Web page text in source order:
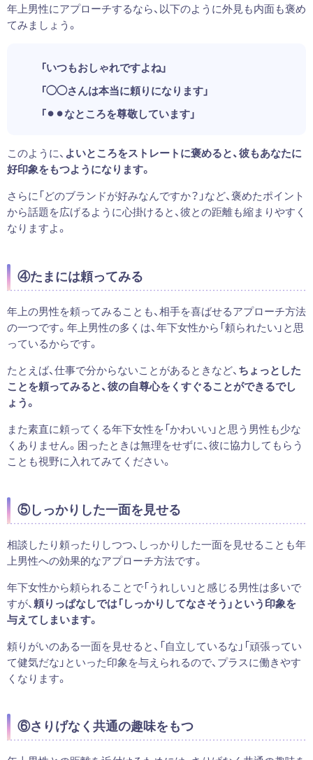
年上男性にアプローチするなら、以下のように外見も内面も褒め
てみましょう。
「いつもおしゃれですよね」
「◯◯さんは本当に頼りになります」
「⚫︎⚫︎なところを尊敬しています」
このように、 よいところをストレートに褒めると、彼もあなたに
好印象をもつようになります。
さらに「どのブランドが好みなんですか？」など、褒めたポイント
から話題を広げるように心掛けると、彼との距離も縮まりやすく
なりますよ。
④たまには頼ってみる
年上の男性を頼ってみることも、相手を喜ばせるアプローチ方法
の一つです。年上男性の多くは、年下女性から「頼られたい」と思
っているからです。
たとえば、仕事で分からないことがあるときなど、ちょっとした
ことを頼ってみると、彼の自尊心をくすぐることができるでし
ょう。
また素直に頼ってくる年下女性を「かわいい」と思う男性も少な
くありません。困ったときは無理をせずに、彼に協力してもらう
ことも視野に入れてみてください。
⑤しっかりした一面を見せる
相談したり頼ったりしつつ、しっかりした一面を見せることも年
上男性への効果的なアプローチ方法です。
年下女性から頼られることで「うれしい」と感じる男性は多いで
すが、頼りっぱなしでは「しっかりしてなさそう」という印象を
与えてしまいます。
頼りがいのある一面を見せると、「自立しているな」「頑張ってい
て健気だな」といった印象を与えられるので、プラスに働きやす
くなります。
⑥さりげなく共通の趣味をもつ